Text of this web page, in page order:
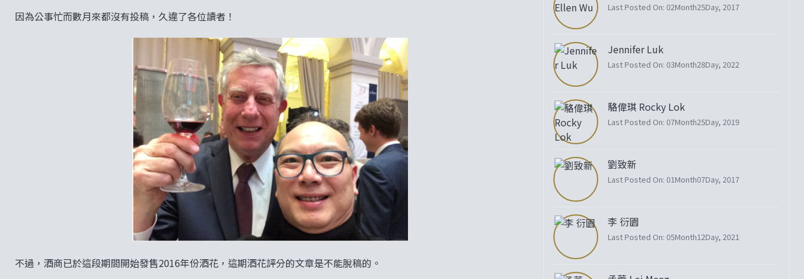
因為公事忙而數月來都沒有投稿，久違了各位讀者！
不過，酒商已於這段期間開始發售2016年份酒花，這期酒花評分的文章是不能脫稿的。
Last Posted On: 02Month25Day, 2017
Jennifer Luk
Last Posted On: 03Month28Day, 2022
駱偉琪 Rocky Lok
Last Posted On: 07Month25Day, 2019
劉致新
Last Posted On: 01Month07Day, 2017
李 衍園
Last Posted On: 05Month12Day, 2021